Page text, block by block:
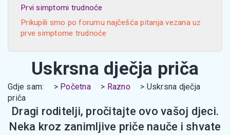
Prvi simptomi trudnoće
Prikupili smo po forumu najčešća pitanja vezana uz
prve simptome trudnoće
Uskrsna dječja priča
Gdje sam: Početna Razno
Uskrsna dječja
priča
Dragi roditelji, pročitajte ovo vašoj djeci.
Neka kroz zanimljive priče nauče i shvate